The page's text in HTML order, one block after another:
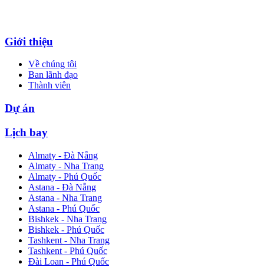
Giới thiệu
Về chúng tôi
Ban lãnh đạo
Thành viên
Dự án
Lịch bay
Almaty - Đà Nẵng
Almaty - Nha Trang
Almaty - Phú Quốc
Astana - Đà Nẵng
Astana - Nha Trang
Astana - Phú Quốc
Bishkek - Nha Trang
Bishkek - Phú Quốc
Tashkent - Nha Trang
Tashkent - Phú Quốc
Đài Loan - Phú Quốc